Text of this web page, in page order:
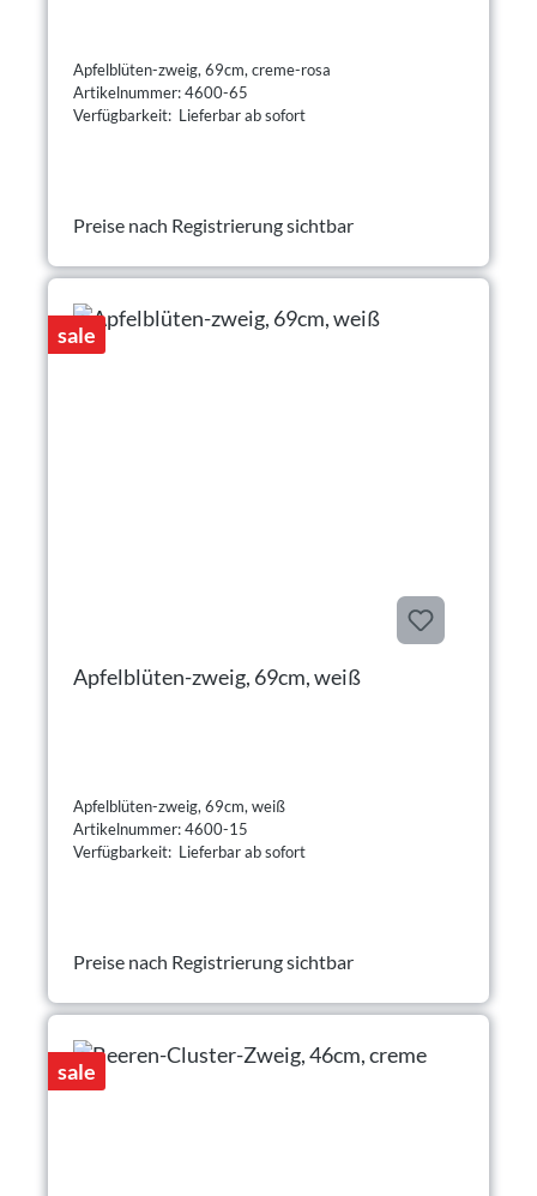
Apfelblüten-zweig, 69cm, creme-rosa
Artikelnummer: 4600-65
Verfügbarkeit: Lieferbar ab sofort
Preise nach Registrierung sichtbar
sale
Apfelblüten-zweig, 69cm, weiß
Apfelblüten-zweig, 69cm, weiß
Artikelnummer: 4600-15
Verfügbarkeit: Lieferbar ab sofort
Preise nach Registrierung sichtbar
sale